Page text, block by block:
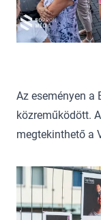
Az eseményen a
közreműködött.
megtekinthető a